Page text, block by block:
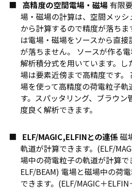
高精度の空間電場・磁場 有限
場・磁場の計算は、空間メッ
から計算するので精度が落ちま
は電場・磁場をソースから直
が落ちません。 ソースが作る
解析積分式を用いています。し
場は要素近傍まで高精度です。
場を使って高精度の荷電粒子軌
す。スパッタリング、ブラウン
度良く解析できます。
ELF/MAGIC,ELFINとの連係磁
軌道が計算できます。(ELF/
場中の荷電粒子の軌道が計算で
ELF/BEAM) 電場と磁場中の荷
できます。(ELF/MAGIC＋ELFIN